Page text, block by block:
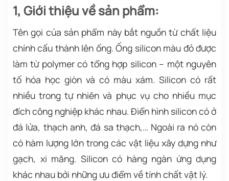
1, Giới thiệu về sản phẩm:
Tên gọi của sản phẩm này bắt nguồn từ chất liệu
chính cấu thành lên ống. Ống silicon màu đỏ được
làm từ polymer có tổng hợp silicon – một nguyên
tố hóa học giòn và có màu xám. Silicon có rất
nhiều trong tự nhiên và phục vụ cho nhiều mục
đích công nghiệp khác nhau. Điển hình silicon có ở
đá lửa, thạch anh, đá sa thạch,… Ngoài ra nó còn
có hàm lượng lớn trong các vật liệu xây dựng như
gạch, xi măng. Silicon có hàng ngàn ứng dụng
khác nhau bởi những ưu điểm về tính chất vật lý.